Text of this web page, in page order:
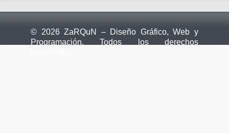
© 2026 ZaRQuN – Diseño Gráfico, Web y
Programación. Todos los derechos